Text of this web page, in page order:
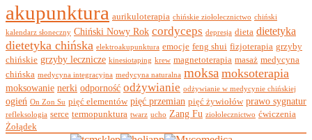
akupunktura aurikuloterapia chińskie ziołolecznictwo chiński
kalendarz słoneczny Chiński Nowy Rok cordyceps depresja dieta dietetyka
dietetyka chińska elektroakupunktura emocje feng shui fizjoterapia grzyby
chińskie grzyby lecznicze kinesiotaping krew magnetoterapia masaż medycyna
chińska medycyna integracyjna medycyna naturalna moksa moksoterapia
moksowanie nerki odporność odżywianie odżywianie w medycynie chińskiej
ogień On Zon Su pięć elementów pięć przemian pięć żywiołów prawo sygnatur
refleksologia serce termopunktura twarz ucho Zang Fu ziołolecznictwo ćwiczenia
Żołądek